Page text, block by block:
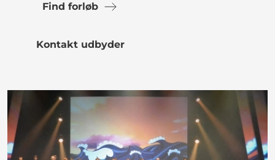
Find forløb
Kontakt udbyder